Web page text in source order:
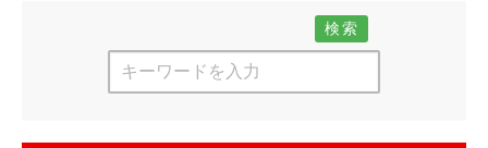
検索